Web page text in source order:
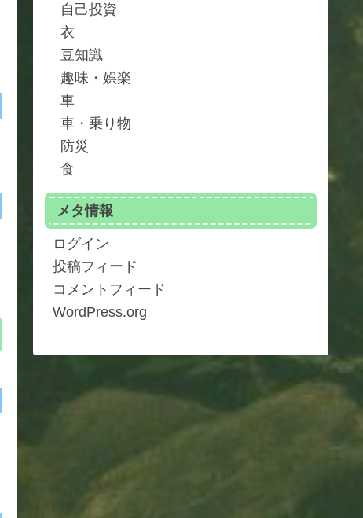
自己投資
衣
豆知識
趣味・娯楽
車
車・乗り物
防災
食
メタ情報
ログイン
投稿フィード
コメントフィード
WordPress.org